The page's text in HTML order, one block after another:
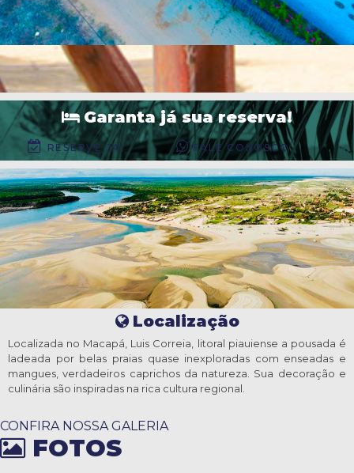
Garanta já sua reserva!
RESERVE JÁ! FALE CONOSCO
Localização
Localizada no Macapá, Luis Correia, litoral piauiense a pousada é
ladeada por belas praias quase inexploradas com enseadas e
mangues, verdadeiros caprichos da natureza. Sua decoração e
culinária são inspiradas na rica cultura regional.
CONFIRA NOSSA GALERIA
FOTOS